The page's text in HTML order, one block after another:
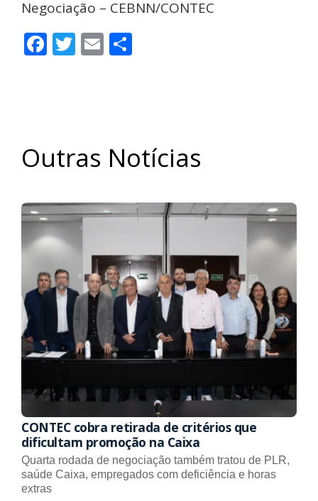
Negociação – CEBNN/CONTEC
Facebook
Twitter
Email
Outras Notícias
CONTEC cobra retirada de critérios que
dificultam promoção na Caixa
Quarta rodada de negociação também tratou de PLR,
saúde Caixa, empregados com deficiência e horas
extras